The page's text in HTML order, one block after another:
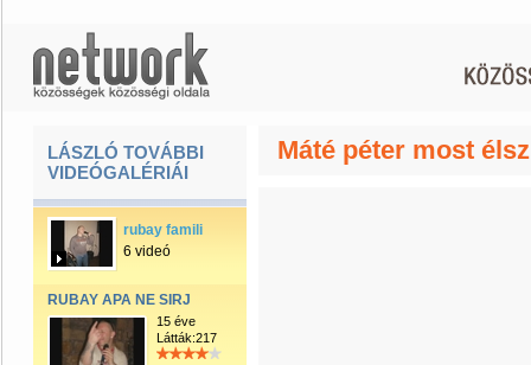
LÁSZLÓ TOVÁBBI
VIDEÓGALÉRIÁI
rubay famili
6 videó
RUBAY APA NE SIRJ
15 éve
Látták:217
Máté péter most